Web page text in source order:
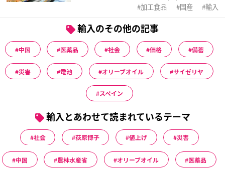
加工食品 国産 輸入
輸入のその他の記事
中国 医薬品 社会 価格 備蓄
災害 電池 オリーブオイル サイゼリヤ
スペイン
輸入とあわせて読まれているテーマ
社会 荻原博子 値上げ 災害
中国 農林水産省 オリーブオイル 医薬品